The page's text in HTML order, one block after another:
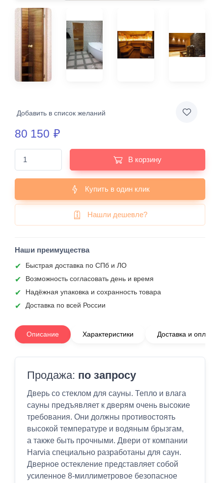
Добавить в список желаний
80 150 ₽
В корзину
Купить в один клик
Нашли дешевле?
Наши преимущества
Быстрая доставка по СПб и ЛО
Возможность согласовать день и время
Надёжная упаковка и сохранность товара
Доставка по всей России
Описание Характеристики Доставка и оплата
Продажа: по запросу
Дверь со стеклом для сауны. Тепло и влага
сауны предъявляет к дверям очень высокие
требования. Они должны противостоять
высокой температуре и водяным брызгам,
а также быть прочными. Двери от компании
Harvia специально разработаны для саун.
Дверное остекление представляет собой
усиленное 8-миллиметровое безопасное